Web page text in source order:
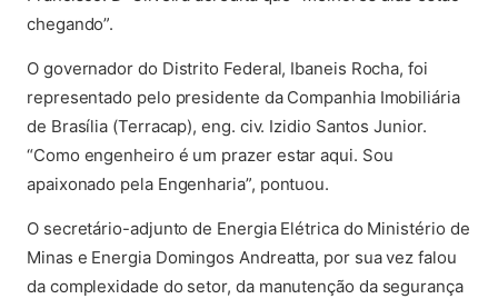
chegando”.
O governador do Distrito Federal, Ibaneis Rocha, foi
representado pelo presidente da Companhia Imobiliária
de Brasília (Terracap), eng. civ. Izidio Santos Junior.
“Como engenheiro é um prazer estar aqui. Sou
apaixonado pela Engenharia”, pontuou.
O secretário-adjunto de Energia Elétrica do Ministério de
Minas e Energia Domingos Andreatta, por sua vez falou
da complexidade do setor, da manutenção da segurança